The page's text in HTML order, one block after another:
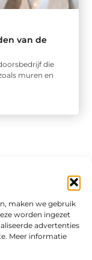
maken we gebruik
worden ingezet
advertenties
Meer informatie
van de
die
muren en